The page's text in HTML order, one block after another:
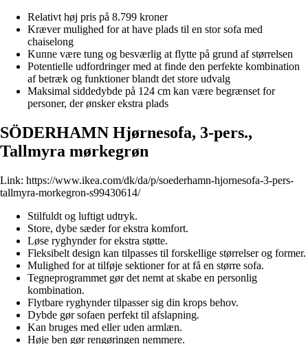
Relativt høj pris på 8.799 kroner
Kræver mulighed for at have plads til en stor sofa med
chaiselong
Kunne være tung og besværlig at flytte på grund af størrelsen
Potentielle udfordringer med at finde den perfekte kombination
af betræk og funktioner blandt det store udvalg
Maksimal siddedybde på 124 cm kan være begrænset for
personer, der ønsker ekstra plads
SÖDERHAMN Hjørnesofa, 3-pers.,
Tallmyra mørkegrøn
Link: https://www.ikea.com/dk/da/p/soederhamn-hjornesofa-3-pers-
tallmyra-morkegron-s99430614/
Stilfuldt og luftigt udtryk.
Store, dybe sæder for ekstra komfort.
Løse ryghynder for ekstra støtte.
Fleksibelt design kan tilpasses til forskellige størrelser og former.
Mulighed for at tilføje sektioner for at få en større sofa.
Tegneprogrammet gør det nemt at skabe en personlig
kombination.
Flytbare ryghynder tilpasser sig din krops behov.
Dybde gør sofaen perfekt til afslapning.
Kan bruges med eller uden armlæn.
Høje ben gør rengøringen nemmere.